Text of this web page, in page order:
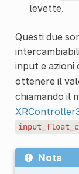
levette.
Questi due
input e azioni
ottenere il
chiamando il
Nota